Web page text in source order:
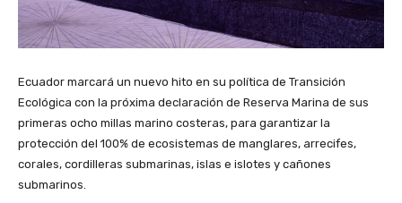
Ecuador marcará un nuevo hito en su política de Transición
Ecológica con la próxima declaración de Reserva Marina de sus
primeras ocho millas marino costeras, para garantizar la
protección del 100% de ecosistemas de manglares, arrecifes,
corales, cordilleras submarinas, islas e islotes y cañones
submarinos.